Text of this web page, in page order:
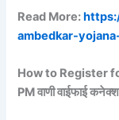
Read More:
ambedkar-
How to Register
PMवाणीवाईफाई